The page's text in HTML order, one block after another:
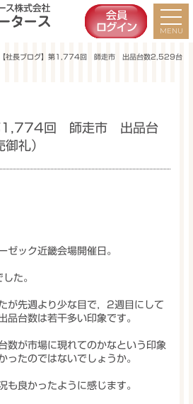
社長ブログ】第1,774回 師走市 出品台数2,529台（
1,774回 師走市 出品台
礼）
ゼック近畿会場開催日。
た。
が先週より少な目で，2週目にして
品台数は若干多い印象です。
数が市場に現れてのかなという印象
ったのではないでしょうか。
も良かったように感じます。